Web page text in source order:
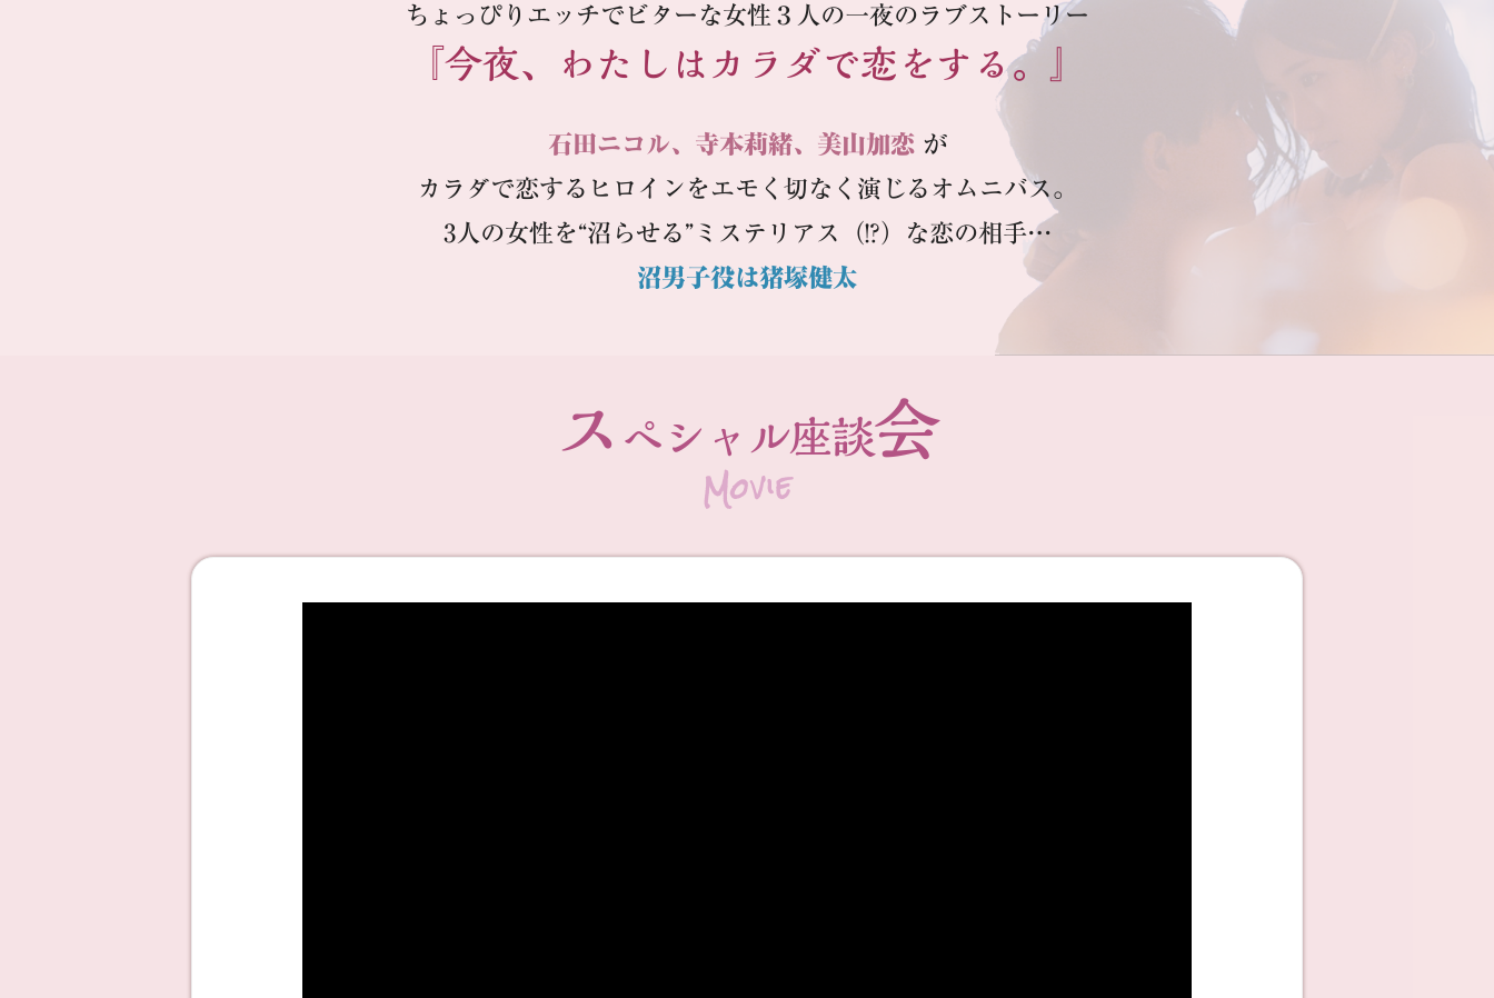
ちょっぴりエッチでビターな女性３人の一夜のラブストーリー
『今夜、わたしは カラダで恋をする。』
石田ニコル、寺本莉緒、美山加恋 が
カラダで恋するヒロインをエモく切なく演じるオムニバス。
3人の女性を“沼らせる”ミステリアス（!?）な恋の相手…
沼男子役は猪塚健太
ス ペシャル座談会
Movie